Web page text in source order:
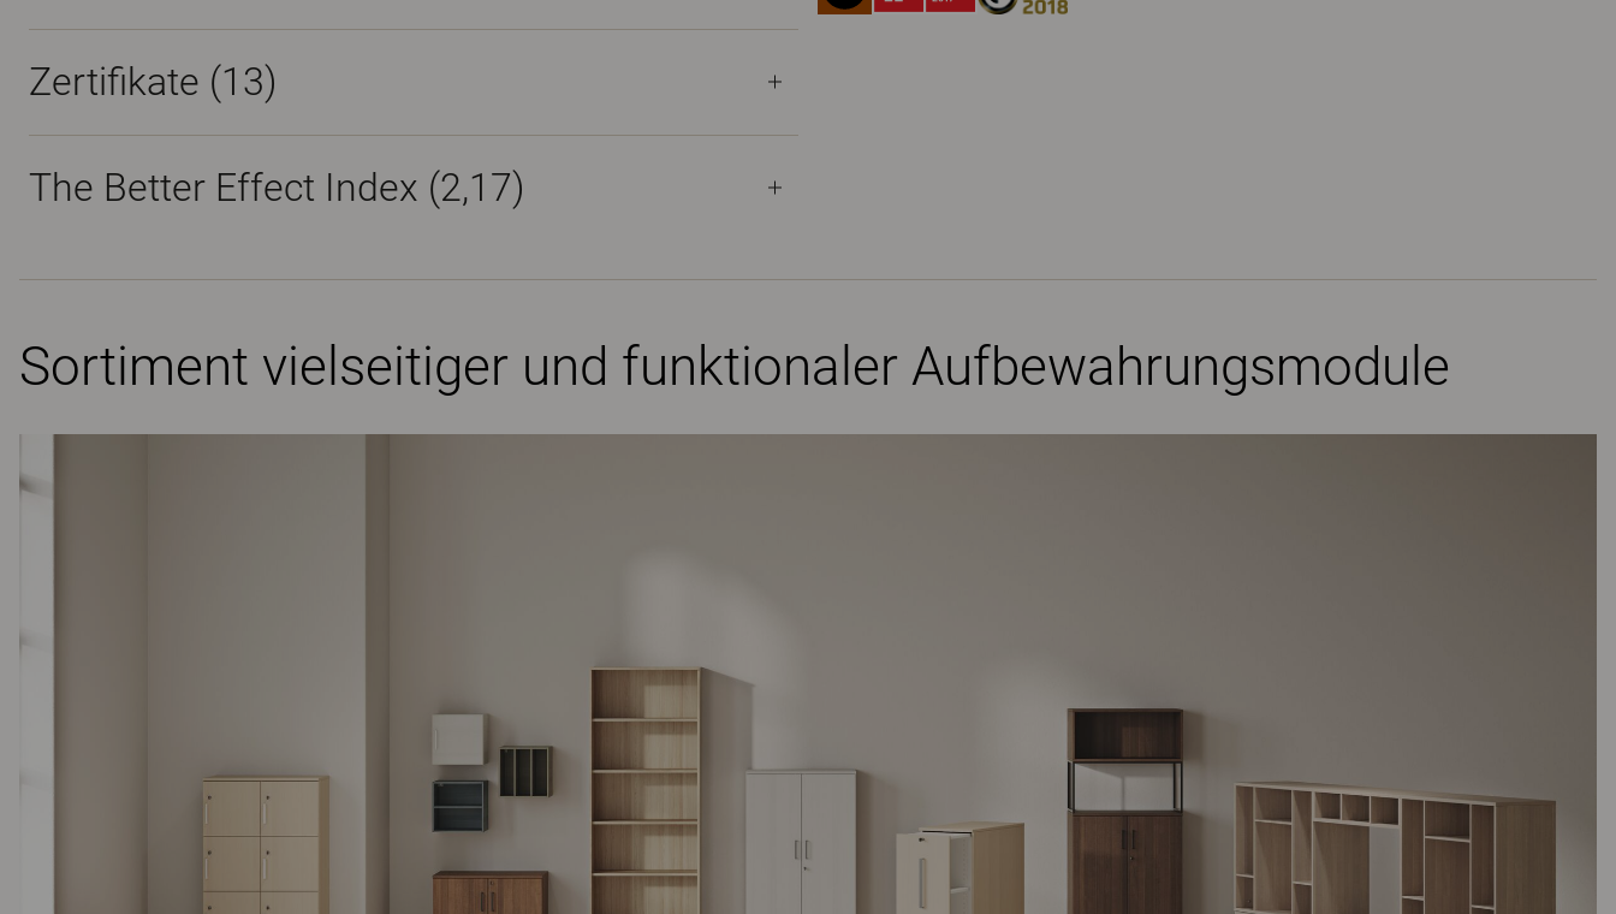
Zertifikate (13)
The Better Effect Index (2,17)
Sortiment vielseitiger und funktionaler Aufbewahrungsmodule